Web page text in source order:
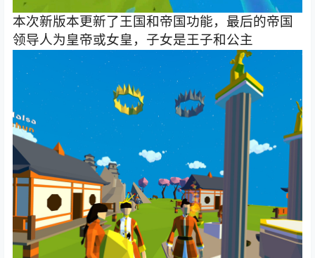
本次新版本更新了王国和帝国功能，最后的帝国
领导人为皇帝或女皇，子女是王子和公主